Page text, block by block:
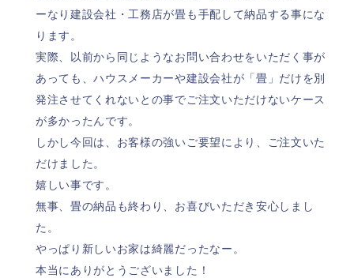
ーなり建設会社・工務店が畳も手配して納品する事にな
ります。
実際、以前から同じようなお問い合わせをいただく事が
あっても、ハウスメーカーや建設会社が「畳」だけを別
発注させてくれないとの事でご注文いただけないケース
が多かったんです。
しかし今回は、お客様の強いご要望により、ご注文いた
だけました。
嬉しい事です。
無事、畳の納品も終わり、お喜びいただき安心しまし
た。
やっぱり新しいお家は綺麗だったなー。
本当にありがとうございました！